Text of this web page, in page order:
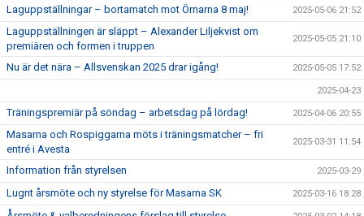
Laguppställningar – bortamatch mot Örnarna 8 maj! 2025-05-06 21:52
Laguppställningen är släppt – Alexander Liljekvist om
premiären och formen i truppen
2025-05-05 21:10
Nu är det nära – Allsvenskan 2025 drar igång! 2025-05-05 17:52
2025-04-23
Träningspremiär på söndag – arbetsdag på lördag! 2025-04-06 20:55
Masarna och Rospiggarna möts i träningsmatcher – fri
entré i Avesta
2025-03-31 11:54
Information från styrelsen 2025-03-29
Lugnt årsmöte och ny styrelse för Masarna SK 2025-03-16 18:28